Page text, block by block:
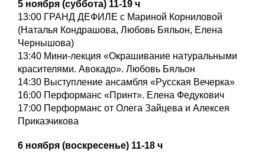
5 ноября (суббота) 11-19 ч
13:00 ГРАНД ДЕФИЛЕ с Мариной Корниловой
(Наталья Кондрашова, Любовь Бяльон, Елена
Чернышова)
13:40 Мини-лекция «Окрашивание натуральными
красителями. Авокадо». Любовь Бяльон
14:30 Выступление ансамбля «Русская Вечерка»
16:00 Перформанс «Принт». Елена Федукович
17:00 Перформанс от Олега Зайцева и Алексея
Приказчикова
6 ноября (воскресенье) 11-18 ч